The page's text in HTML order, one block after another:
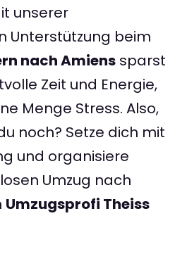
unserer
Unterstützung beim
nach Amiens sparst
Zeit und Energie,
Menge Stress. Also,
noch? Setze dich mit
und organisiere
Umzug nach
Umzugsprofi Theiss